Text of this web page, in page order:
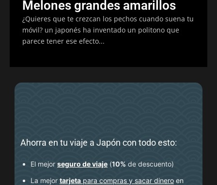
Melones grandes amarillos
¿Quieres que te crezcan los pechos cuando suena tu
móvil? un japonés ha inventado un politono que
parece tener ese efecto...
Ahorra en tu viaje a Japón con todo esto:
El mejor seguro de viaje (10% de descuento)
La mejor tarjeta para compras y sacar dinero en